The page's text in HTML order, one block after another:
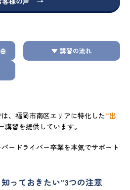
▼ 講習の流れ
、福岡市南区エリアに特化した“出
習を提供しています。
ードライバー卒業を本気でサポート
っておきたい“3つの注意